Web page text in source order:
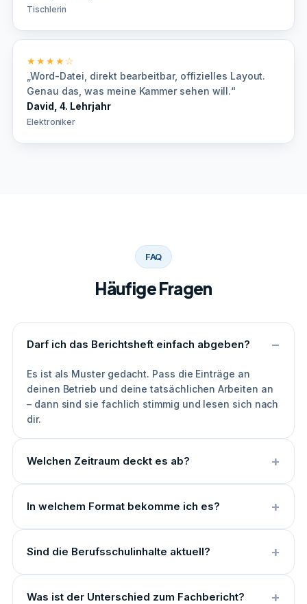
Tischlerin
★★★★☆
„Word-Datei, direkt bearbeitbar, offizielles Layout.
Genau das, was meine Kammer sehen will.“
David, 4. Lehrjahr
Elektroniker
FAQ
Häufige Fragen
Darf ich das Berichtsheft einfach abgeben?
Es ist als Muster gedacht. Pass die Einträge an
deinen Betrieb und deine tatsächlichen Arbeiten an
– dann sind sie fachlich stimmig und lesen sich nach
dir.
Welchen Zeitraum deckt es ab?
In welchem Format bekomme ich es?
Sind die Berufsschulinhalte aktuell?
Was ist der Unterschied zum Fachbericht?